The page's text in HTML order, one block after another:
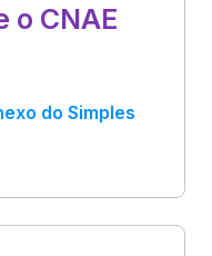
o CNAE
do Simples